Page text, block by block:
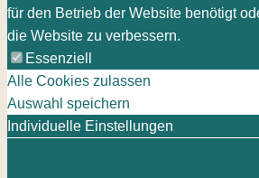
für den Betrieb der Website benötigt
die Website zu verbessern.
Essenziell
Alle Cookies zulassen
Auswahl speichern
Individuelle Einstellungen